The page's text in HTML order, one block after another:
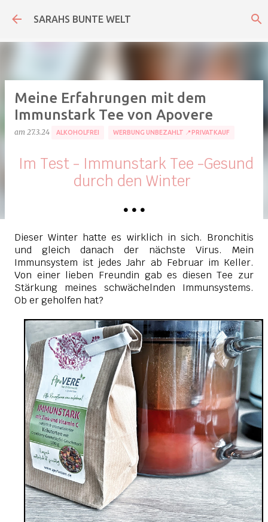
Direkt zum Hauptbereich
SARAHS BUNTE WELT
Meine Erfahrungen mit dem
Immunstark Tee von Apovere
am 27.3.24 ALKOHOLFREI WERBUNG UNBEZAHLT 📍PRIVATKAUF
Im Test - Immunstark Tee -Gesund
durch den Winter
• • •
Dieser Winter hatte es wirklich in sich. Bronchitis
und gleich danach der nächste Virus. Mein
Immunsystem ist jedes Jahr ab Februar im Keller.
Von einer lieben Freundin gab es diesen Tee zur
Stärkung meines schwächelnden Immunsystems.
Ob er geholfen hat?